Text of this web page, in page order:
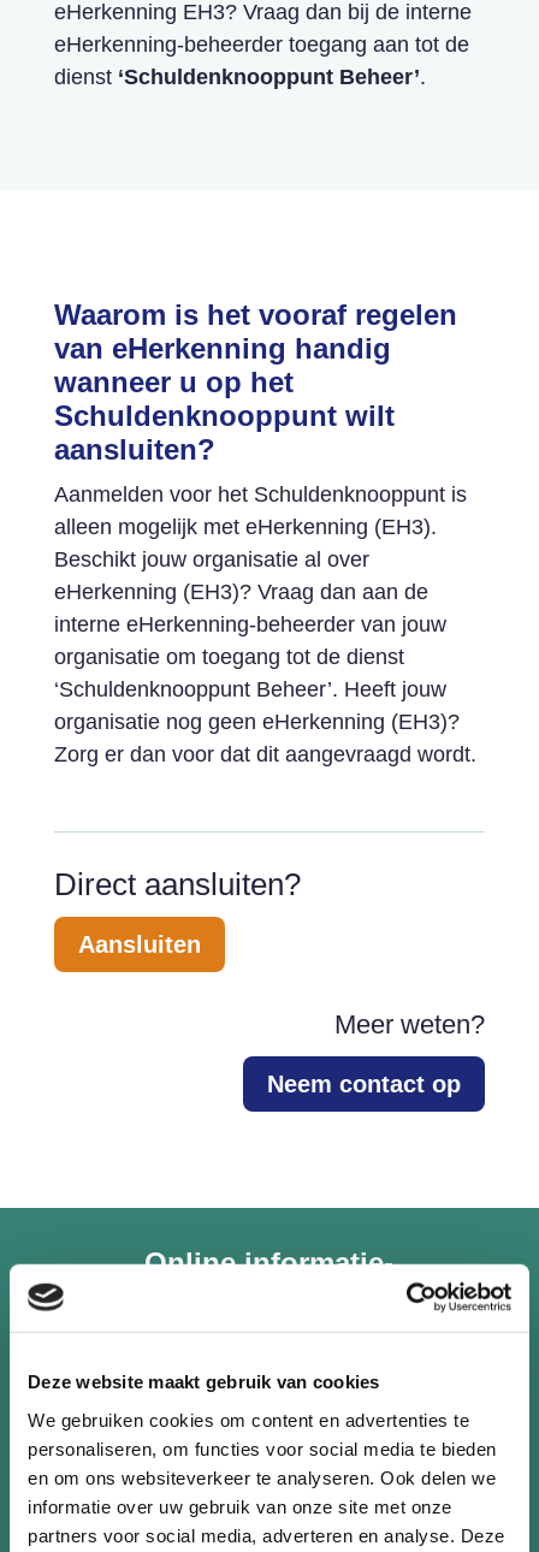
Deze website maakt gebruik van cookies
We gebruiken cookies om content en advertenties te
personaliseren, om functies voor social media te bieden
en om ons websiteverkeer te analyseren. Ook delen we
informatie over uw gebruik van onze site met onze
partners voor social media, adverteren en analyse. Deze
eHerkenning EH3? Vraag dan bij de interne
eHerkenning-beheerder toegang aan tot de
dienst ‘Schuldenknooppunt Beheer’.
Waarom is het vooraf regelen
van eHerkenning handig
wanneer u op het
Schuldenknooppunt wilt
aansluiten?
Aanmelden voor het Schuldenknooppunt is
alleen mogelijk met eHerkenning (EH3).
Beschikt jouw organisatie al over
eHerkenning (EH3)? Vraag dan aan de
interne eHerkenning-beheerder van jouw
organisatie om toegang tot de dienst
‘Schuldenknooppunt Beheer’. Heeft jouw
organisatie nog geen eHerkenning (EH3)?
Zorg er dan voor dat dit aangevraagd wordt.
Direct aansluiten?
Aansluiten
Meer weten?
Neem contact op
Online informatie­
Krijg direct antwoord op je vragen
Aanmelden